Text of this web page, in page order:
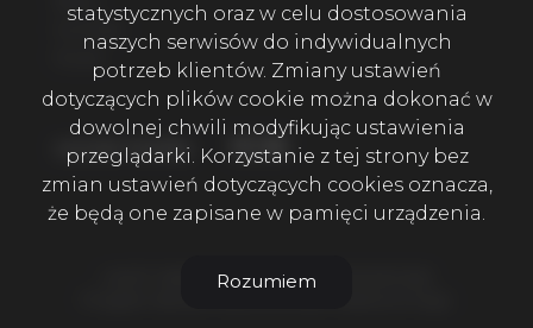
Kontakt
social media Facebook
Facebook
Facebook
4 KATY NIERUCHOMOŚCI SZCZECIN © 2026
statystycznych oraz w celu dostosowania
naszych serwisów do indywidualnych
potrzeb klientów. Zmiany ustawień
dotyczących plików cookie można dokonać w
dowolnej chwili modyfikując ustawienia
przeglądarki. Korzystanie z tej strony bez
zmian ustawień dotyczących cookies oznacza,
że będą one zapisane w pamięci urządzenia.
Rozumiem